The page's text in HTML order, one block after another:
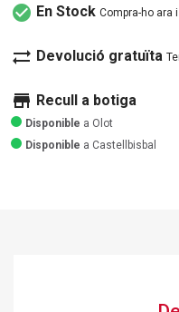
check_circle En Stock Compra-ho ara
sync_alt Devolució gratuïta
store Recull a botiga
Disponible a Olot
Disponible a Castellbisbal